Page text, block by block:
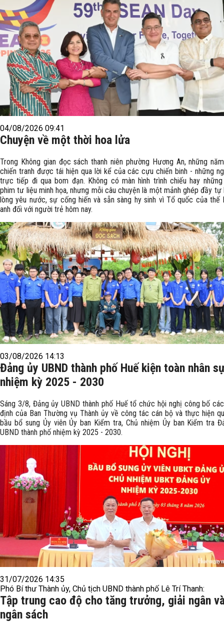
04/08/2026 09:41
Chuyện về một thời hoa lửa
Trong Không gian đọc sách thanh niên phường Hương An, những
chiến tranh được tái hiện qua lời kể của các cựu chiến binh - những
trực tiếp đi qua bom đạn. Không có màn hình trình chiếu hay
phim tư liệu minh họa, nhưng mỗi câu chuyện là một mảnh ghép đầy tự
lòng yêu nước, sự cống hiến và sẵn sàng hy sinh vì Tổ quốc của thế
anh đối với người trẻ hôm nay.
03/08/2026 14:13
Đảng ủy UBND thành phố Huế kiện toàn nhân
nhiệm kỳ 2025 - 2030
Sáng 3/8, Đảng ủy UBND thành phố Huế tổ chức hội nghị công bố
định của Ban Thường vụ Thành ủy về công tác cán bộ và thực hiện
bầu bổ sung Ủy viên Ủy ban Kiểm tra, Chủ nhiệm Ủy ban Kiểm tra
UBND thành phố nhiệm kỳ 2025 - 2030.
31/07/2026 14:35
Phó Bí thư Thành ủy, Chủ tịch UBND thành phố Lê Trí Thanh:
Tập trung cao độ cho tăng trưởng, giải ngân
ngân sách